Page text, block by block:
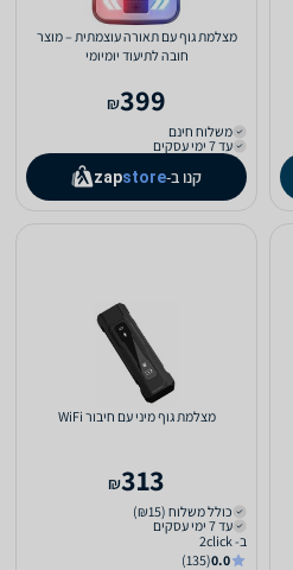
מצלמת גוף עם תאורה עוצמתית – מוצר
חובה לתיעוד יומיומי
399
₪
משלוח חינם
עד 7 ימי עסקים
קנו ב- zapstore
מצלמת גוף מיני עם חיבור WiFi
313
₪
כולל משלוח (₪15)
עד 7 ימי עסקים
ב- 2click
0.0
(135)